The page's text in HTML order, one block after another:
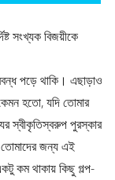
সংখ্যক বিজয়ীকে
পড়ে থাকি। এছাড়াও
হতো, যদি তোমার
স্বীকৃতিস্বরুপ পুরস্কার
তোমাদের জন্য এই
কম থাকায় কিছু গল্প-